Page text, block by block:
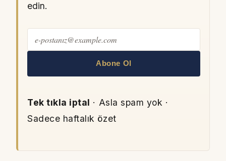
edin.
Abone Ol
Tek tıkla iptal · Asla spam yok ·
Sadece haftalık özet